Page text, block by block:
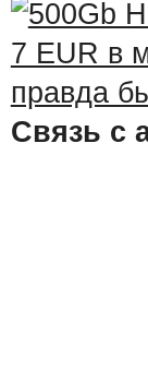
Связь с